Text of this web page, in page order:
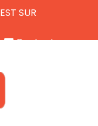
SUR
Contactez-nous